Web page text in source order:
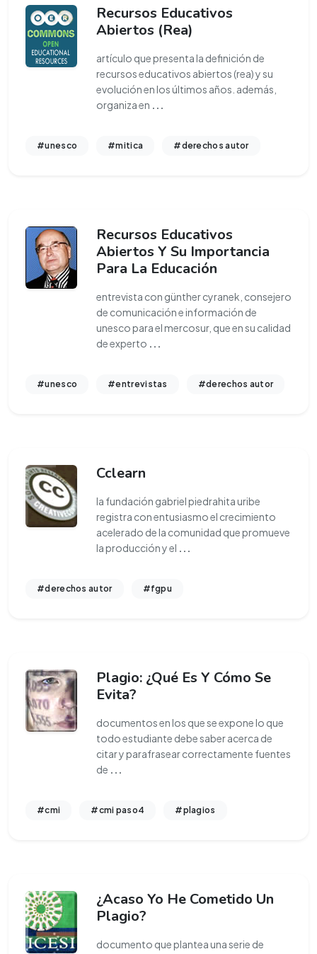
Recursos Educativos
Abiertos (Rea)
artículo que presenta la definición de
recursos educativos abiertos (rea) y su
evolución en los últimos años. además,
organiza en ...
#unesco #mitica #derechos autor
Recursos Educativos
Abiertos Y Su Importancia
Para La Educación
entrevista con günther cyranek, consejero
de comunicación e información de
unesco para el mercosur, que en su calidad
de experto ...
#unesco #entrevistas #derechos autor
Cclearn
la fundación gabriel piedrahita uribe
registra con entusiasmo el crecimiento
acelerado de la comunidad que promueve
la producción y el ...
#derechos autor #fgpu
Plagio: ¿Qué Es Y Cómo Se
Evita?
documentos en los que se expone lo que
todo estudiante debe saber acerca de
citar y parafrasear correctamente fuentes
de ...
#cmi #cmi paso4 #plagios
¿Acaso Yo He Cometido Un
Plagio?
documento que plantea una serie de